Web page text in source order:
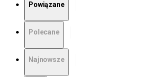
Powiązane
Polecane
Najnowsze